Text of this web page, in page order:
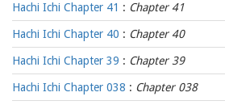
Hachi Ichi Chapter 41 : Chapter 41
Hachi Ichi Chapter 40 : Chapter 40
Hachi Ichi Chapter 39 : Chapter 39
Hachi Ichi Chapter 038 : Chapter 038